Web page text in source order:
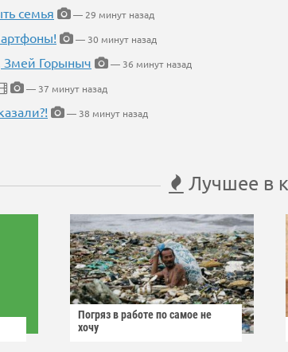
семья
— 29 минут назад
— 30 минут назад
Змей Горыныч
— 36 минут назад
— 37 минут назад
— 38 минут назад
Лучшее в
Погряз в работе по самое не
хочу